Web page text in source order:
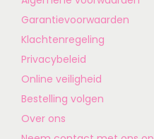
Garantievoorwaarden
Klachtenregeling
Privacybeleid
Online veiligheid
Bestelling volgen
Over ons